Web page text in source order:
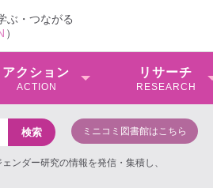
ぶ・つながる
）
アクション
ACTION
リサーチ
RESEARCH
ミニコミ図書館はこちら
ンダー研究の情報を発信・集積し、